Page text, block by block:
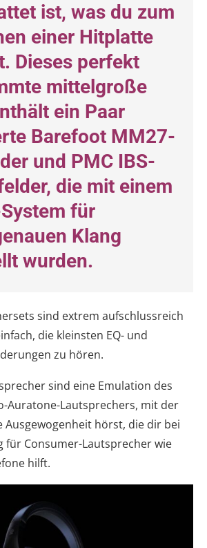
ist, was du zum
einer Hitplatte
Dieses perfekt
mittelgroße
ein Paar
Barefoot MM27-
und PMC IBS-
die mit einem
für
Klang
wurden.
sind extrem aufschlussreich
die kleinsten EQ- und
zu hören.
sind eine Emulation des
Auratone-Lautsprechers, mit der
Ausgewogenheit hörst, die dir bei
für Consumer-Lautsprecher wie
hilft.